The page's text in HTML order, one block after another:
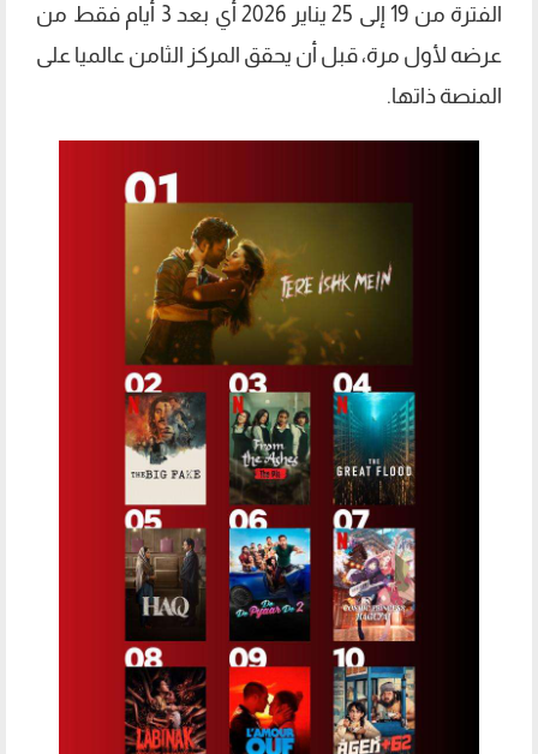
الفترة من 19 إلى 25 يناير 2026 أي بعد 3 أيام فقط من
عرضه لأول مرة، قبل أن يحقق المركز الثامن عالميا على
المنصة ذاتها.